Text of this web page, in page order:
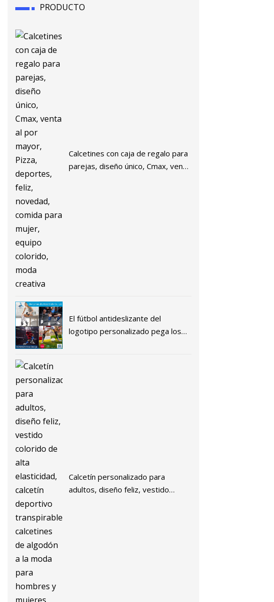
PRODUCTO
Calcetines con caja de regalo para
parejas, diseño único, Cmax, venta
El fútbol antideslizante del
logotipo personalizado pega los
Calcetín personalizado para
adultos, diseño feliz, vestido